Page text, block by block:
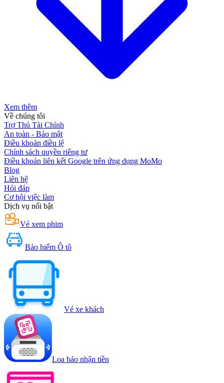
Xem thêm
Về chúng tôi
Trợ Thủ Tài Chính
An toàn - Bảo mật
Điều khoản điều lệ
Chính sách quyền riêng tư
Điều khoản liên kết Google trên ứng dụng MoMo
Blog
Liên hệ
Hỏi đáp
Cơ hội việc làm
Dịch vụ nổi bật
Vé xem phim
Bảo hiểm Ô tô
Vé xe khách
Loa báo nhận tiền